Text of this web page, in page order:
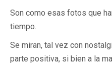
Son como esas fotos que
tiempo.
Se miran, tal vez con
parte positiva, si bien a la